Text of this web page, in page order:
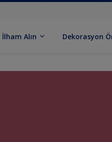
İlham Alın Dekorasyon